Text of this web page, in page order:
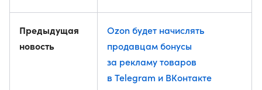
Предыдущая
новость
Ozon будет начислять
продавцам бонусы
за рекламу товаров
в Telegram и ВКонтакте